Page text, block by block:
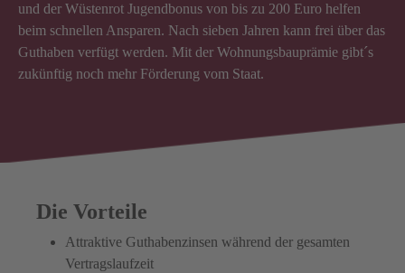
und der Wüstenrot Jugendbonus von bis zu 200 Euro helfen
beim schnellen Ansparen. Nach sieben Jahren kann frei über das
Guthaben verfügt werden. Mit der Wohnungsbauprämie gibt´s
zukünftig noch mehr Förderung vom Staat.
Die Vorteile
Attraktive Guthabenzinsen während der gesamten
Vertragslaufzeit